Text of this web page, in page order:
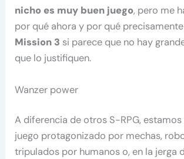
nicho es muy buen juego, pero me
por qué ahora y por qué precisamente
Mission 3 si parece que no hay
que lo justifiquen.
Wanzer power
A diferencia de otros S-RPG,
juego protagonizado por mechas,
tripulados por humanos o, en la jerga